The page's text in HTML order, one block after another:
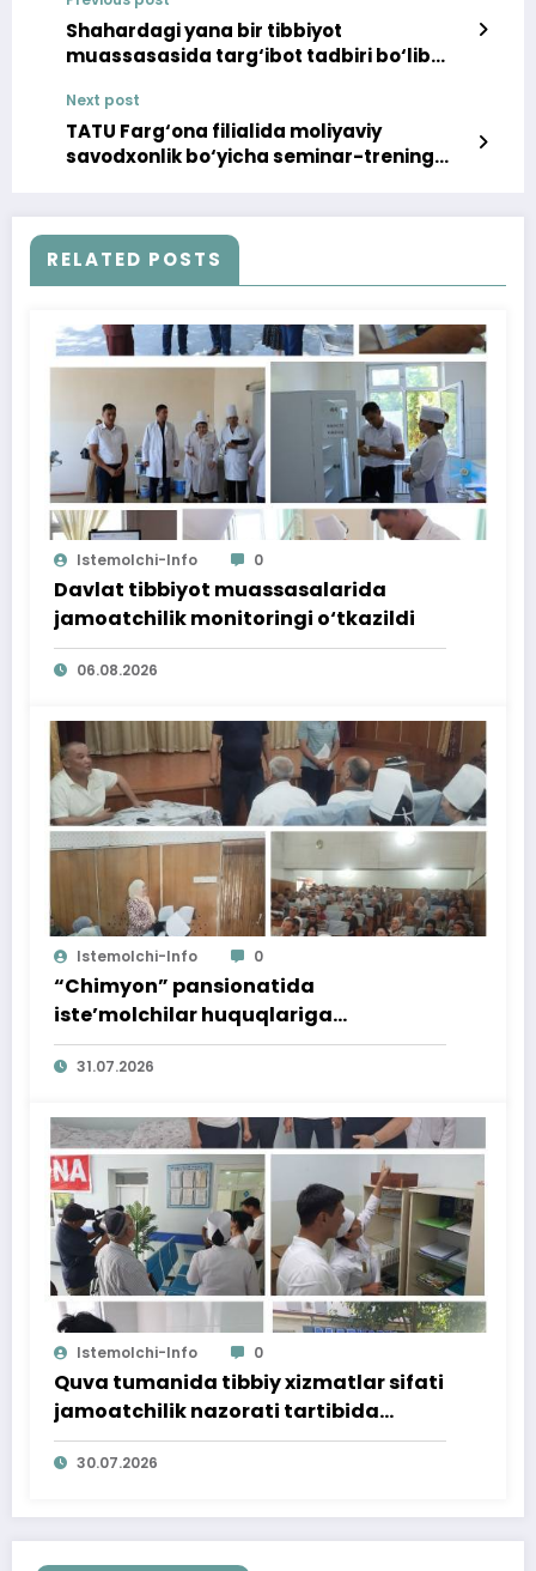
Shahardagi yana bir tibbiyot
muassasasida targ‘ibot tadbiri bo‘lib
Next post
TATU Farg‘ona filialida moliyaviy
savodxonlik bo‘yicha seminar-trening
RELATED POSTS
Istemolchi-Info 0
Davlat tibbiyot muassasalarida
jamoatchilik monitoringi o‘tkazildi
06.08.2026
Istemolchi-Info 0
“Chimyon” pansionatida
iste’molchilar huquqlariga
bag‘ishlangan targ‘ibot tadbiri
o‘tkazildi
31.07.2026
Istemolchi-Info 0
Quva tumanida tibbiy xizmatlar sifati
jamoatchilik nazorati tartibida
o‘rganildi
30.07.2026